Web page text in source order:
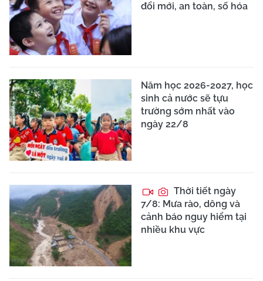
đổi mới, an toàn, số hóa
Năm học 2026-2027, học
sinh cả nước sẽ tựu
trường sớm nhất vào
ngày 22/8
Thời tiết ngày
7/8: Mưa rào, dông và
cảnh báo nguy hiểm tại
nhiều khu vực